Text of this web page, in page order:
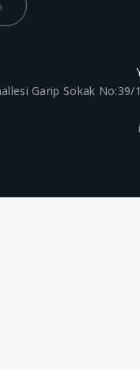
Garip Sokak No:39/1